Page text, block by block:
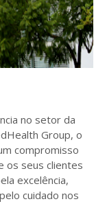
no setor da
Group, o
compromisso
os seus clientes
excelência,
cuidado nos